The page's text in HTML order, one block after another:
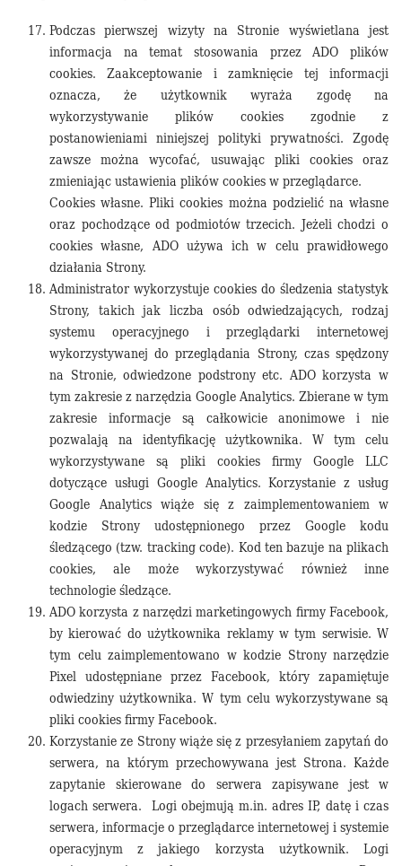
Podczas pierwszej wizyty na Stronie wyświetlana jest
informacja na temat stosowania przez ADO plików
cookies. Zaakceptowanie i zamknięcie tej informacji
oznacza, że użytkownik wyraża zgodę na
wykorzystywanie plików cookies zgodnie z
postanowieniami niniejszej polityki prywatności. Zgodę
zawsze można wycofać, usuwając pliki cookies oraz
zmieniając ustawienia plików cookies w przeglądarce.
Cookies własne. Pliki cookies można podzielić na własne
oraz pochodzące od podmiotów trzecich. Jeżeli chodzi o
cookies własne, ADO używa ich w celu prawidłowego
działania Strony.
Administrator wykorzystuje cookies do śledzenia statystyk
Strony, takich jak liczba osób odwiedzających, rodzaj
systemu operacyjnego i przeglądarki internetowej
wykorzystywanej do przeglądania Strony, czas spędzony
na Stronie, odwiedzone podstrony etc. ADO korzysta w
tym zakresie z narzędzia Google Analytics. Zbierane w tym
zakresie informacje są całkowicie anonimowe i nie
pozwalają na identyfikację użytkownika. W tym celu
wykorzystywane są pliki cookies firmy Google LLC
dotyczące usługi Google Analytics. Korzystanie z usług
Google Analytics wiąże się z zaimplementowaniem w
kodzie Strony udostępnionego przez Google kodu
śledzącego (tzw. tracking code). Kod ten bazuje na plikach
cookies, ale może wykorzystywać również inne
technologie śledzące.
ADO korzysta z narzędzi marketingowych firmy Facebook,
by kierować do użytkownika reklamy w tym serwisie. W
tym celu zaimplementowano w kodzie Strony narzędzie
Pixel udostępniane przez Facebook, który zapamiętuje
odwiedziny użytkownika. W tym celu wykorzystywane są
pliki cookies firmy Facebook.
Korzystanie ze Strony wiąże się z przesyłaniem zapytań do
serwera, na którym przechowywana jest Strona. Każde
zapytanie skierowane do serwera zapisywane jest w
logach serwera. Logi obejmują m.in. adres IP, datę i czas
serwera, informacje o przeglądarce internetowej i systemie
operacyjnym z jakiego korzysta użytkownik. Logi